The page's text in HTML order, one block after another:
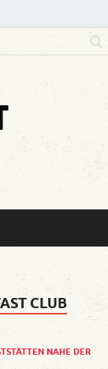
Mini-
CLUB
NAHE DER